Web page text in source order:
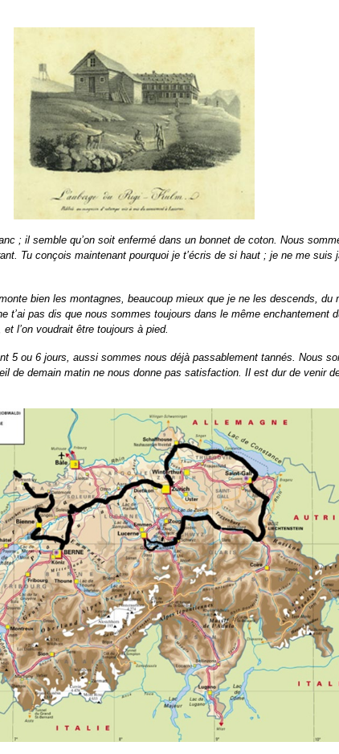
; il semble qu’on soit enfermé dans un bonnet de coton. Nous
Tu conçois maintenant pourquoi je t’écris de si haut ; je ne me
bien les montagnes, beaucoup mieux que je ne les descends, du
t’ai pas dis que nous sommes toujours dans le même enchantement
l’on voudrait être toujours à pied.
5 ou 6 jours, aussi sommes nous déjà passablement tannés. Nous
de demain matin ne nous donne pas satisfaction. Il est dur de venir